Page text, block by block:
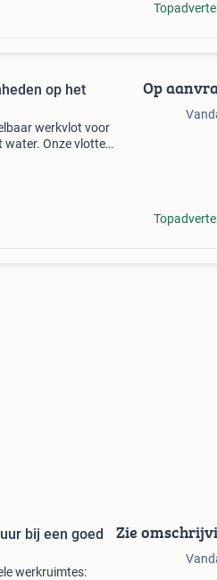
op het
werkvlot voor
water. Onze vlotten
Op
bij een goed
werkruimtes:
Zie